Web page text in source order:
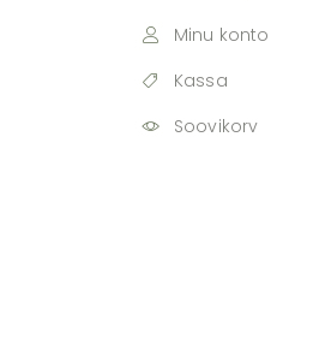
Minu konto
Kassa
Soovikorv